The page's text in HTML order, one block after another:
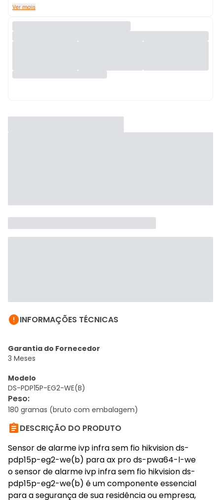
Ver mais
INFORMAÇÕES TÉCNICAS
Garantia do Fornecedor
3 Meses
Modelo
DS-PDP15P-EG2-WE(B)
Peso:
180 gramas (bruto com embalagem)
DESCRIÇÃO DO PRODUTO
Sensor de alarme ivp infra sem fio hikvision ds-
pdp15p-eg2-we(b) para ax pro ds-pwa64-l-we
o sensor de alarme ivp infra sem fio hikvision ds-
pdp15p-eg2-we(b) é um componente essencial
para a segurança de sua residência ou empresa,